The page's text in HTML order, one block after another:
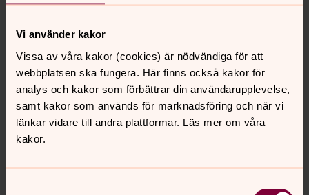
Vi använder kakor
Vissa av våra kakor (cookies) är nödvändiga för att
webbplatsen ska fungera. Här finns också kakor för
analys och kakor som förbättrar din användarupplevelse,
samt kakor som används för marknadsföring och när vi
länkar vidare till andra plattformar. Läs mer om våra
kakor.
Du får prata om sånt vi inte pratar om annars,
Det händer något då.
Man har jätteroligt, mysigt och pratar om saker som
handlar om mig på ett bra sätt.
Du kommer att träffa en massa nya spännande
människor.
meningen med allt.
Du får möjlighet att tänka tillsammans med andra om